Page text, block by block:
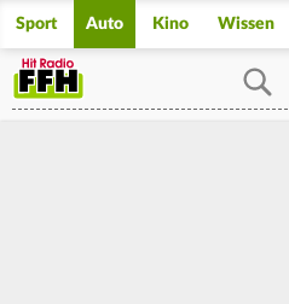
Sport Auto Kino Wissen